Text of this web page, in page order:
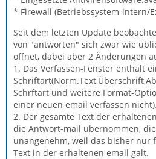
* Firewall (Betriebssystem-intern/
Seit dem letzten Update
von "antworten" sich zwar wie
öffnet, dabei aber 2 Änderungen
1. Das Verfassen-Fenster enthält
Schrftart und weitere Format-
einer neuen email verfassen nicht).
2. Der gesamte Text der
die Antwort-mail übernommen,
unangenehm, weil das bisher nur
Text in der erhaltenen email galt.